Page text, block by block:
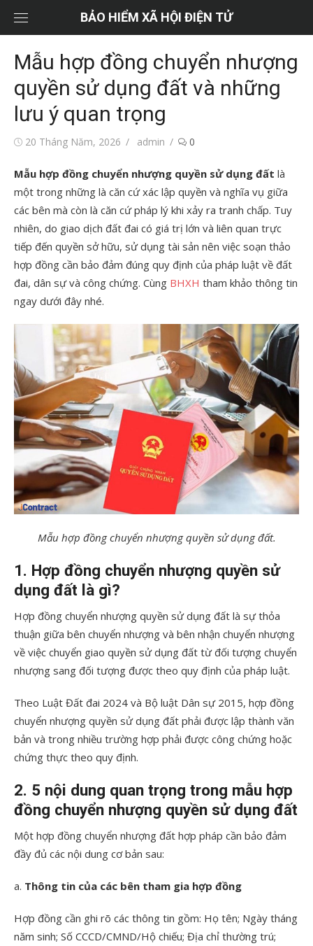
dung
BẢO HIỂM XÃ HỘI ĐIỆN TỬ
Mẫu hợp đồng chuyển nhượng
quyền sử dụng đất và những
lưu ý quan trọng
Đăng20 Tháng Năm, 2026
Tác
admin 0
Mẫu hợp đồng chuyển nhượng quyền sử dụng đất là
một trong những là căn cứ xác lập quyền và nghĩa vụ giữa
các bên mà còn là căn cứ pháp lý khi xảy ra tranh chấp. Tuy
nhiên, do giao dịch đất đai có giá trị lớn và liên quan trực
tiếp đến quyền sở hữu, sử dụng tài sản nên việc soạn thảo
hợp đồng cần bảo đảm đúng quy định của pháp luật về đất
đai, dân sự và công chứng. Cùng BHXH tham khảo thông tin
ngay dưới đây nhé.
Mẫu hợp đồng chuyển nhượng quyền sử dụng đất.
1. Hợp đồng chuyển nhượng quyền sử
dụng đất là gì?
Hợp đồng chuyển nhượng quyền sử dụng đất là sự thỏa
thuận giữa bên chuyển nhượng và bên nhận chuyển nhượng
về việc chuyển giao quyền sử dụng đất từ đối tượng chuyển
nhượng sang đối tượng được theo quy định của pháp luật.
Theo Luật Đất đai 2024 và Bộ luật Dân sự 2015, hợp đồng
chuyển nhượng quyền sử dụng đất phải được lập thành văn
bản và trong nhiều trường hợp phải được công chứng hoặc
chứng thực theo quy định.
2. 5 nội dung quan trọng trong mẫu hợp
đồng chuyển nhượng quyền sử dụng đất
Một hợp đồng chuyển nhượng đất hợp pháp cần bảo đảm
đầy đủ các nội dung cơ bản sau:
a. Thông tin của các bên tham gia hợp đồng
Hợp đồng cần ghi rõ các thông tin gồm: Họ tên; Ngày tháng
năm sinh; Số CCCD/CMND/Hộ chiếu; Địa chỉ thường trú;